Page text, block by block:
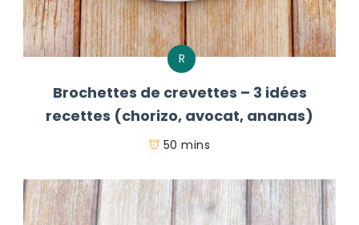
R
Brochettes de crevettes – 3 idées
recettes (chorizo, avocat, ananas)
50 mins